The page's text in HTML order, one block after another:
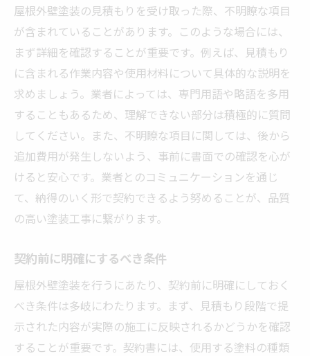
屋根外壁塗装の見積もりを受け取った際、不明瞭な項目
が含まれていることがあります。このような場合には、
まず詳細を確認することが重要です。例えば、見積もり
に含まれる作業内容や使用材料について具体的な説明を
求めましょう。業者によっては、専門用語や略語を多用
することもあるため、理解できない部分は積極的に質問
してください。また、不明瞭な項目に関しては、後から
追加費用が発生しないよう、事前に書面での確認を心が
けると安心です。業者とのコミュニケーションを通じ
て、納得のいく形で契約できるよう努めることが、品質
の高い塗装工事に繋がります。
契約前に明確にするべき条件
屋根外壁塗装を行うにあたり、契約前に明確にしておく
べき条件は多岐にわたります。まず、見積もり段階で提
示された内容が実際の施工に反映されるかどうかを確認
することが重要です。契約書には、使用する塗料の種類